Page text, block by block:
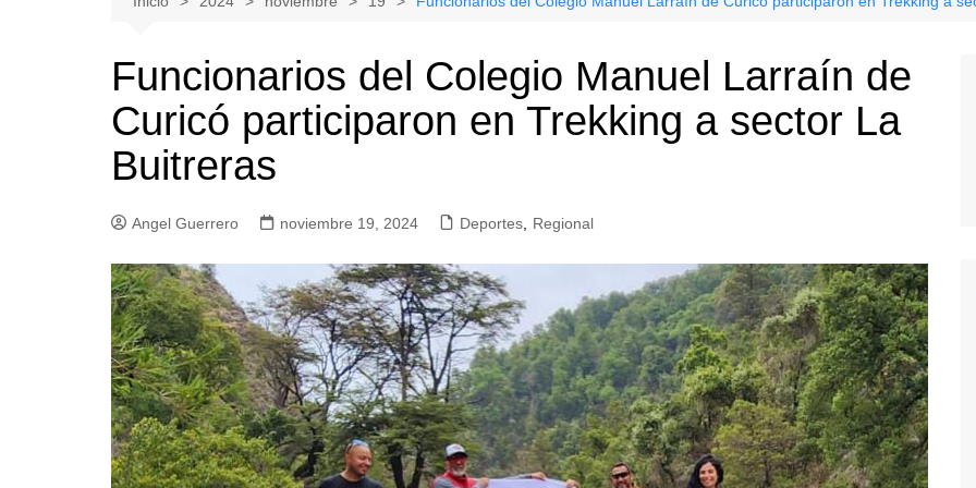
Tenis
Boxeo
Gimnasia
Licantén
Rauco
Teno
Funcionarios del Colegio Manuel Larraín de
Curicó participaron en Trekking a sector La
Buitreras
Angel Guerrero noviembre 19, 2024 Deportes, Regional